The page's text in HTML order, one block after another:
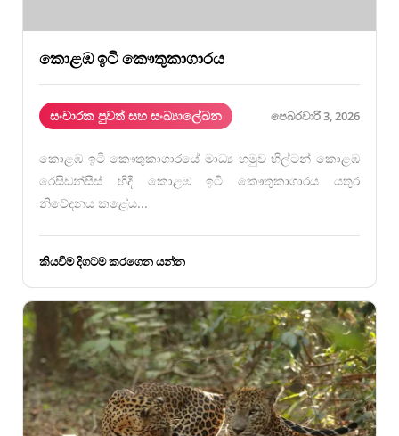
කොළඹ ඉටි කෞතුකාගාරය
සංචාරක පුවත් සහ සංඛ්‍යාලේඛන පෙබරවාරි 3, 2026
කොළඹ ඉටි කෞතුකාගාරයේ මාධ්‍ය හමුව හිල්ටන් කොළඹ
රෙසිඩන්සීස් හිදී කොළඹ ඉටි කෞතුකාගාරය යතුර
නිවේදනය කළේය...
කියවීම දිගටම කරගෙන යන්න